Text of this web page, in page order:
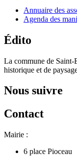
Annuaire des
Agenda des
Édito
La commune de
historique et de
Nous suivre
Contact
Mairie :
6 place Pioceau